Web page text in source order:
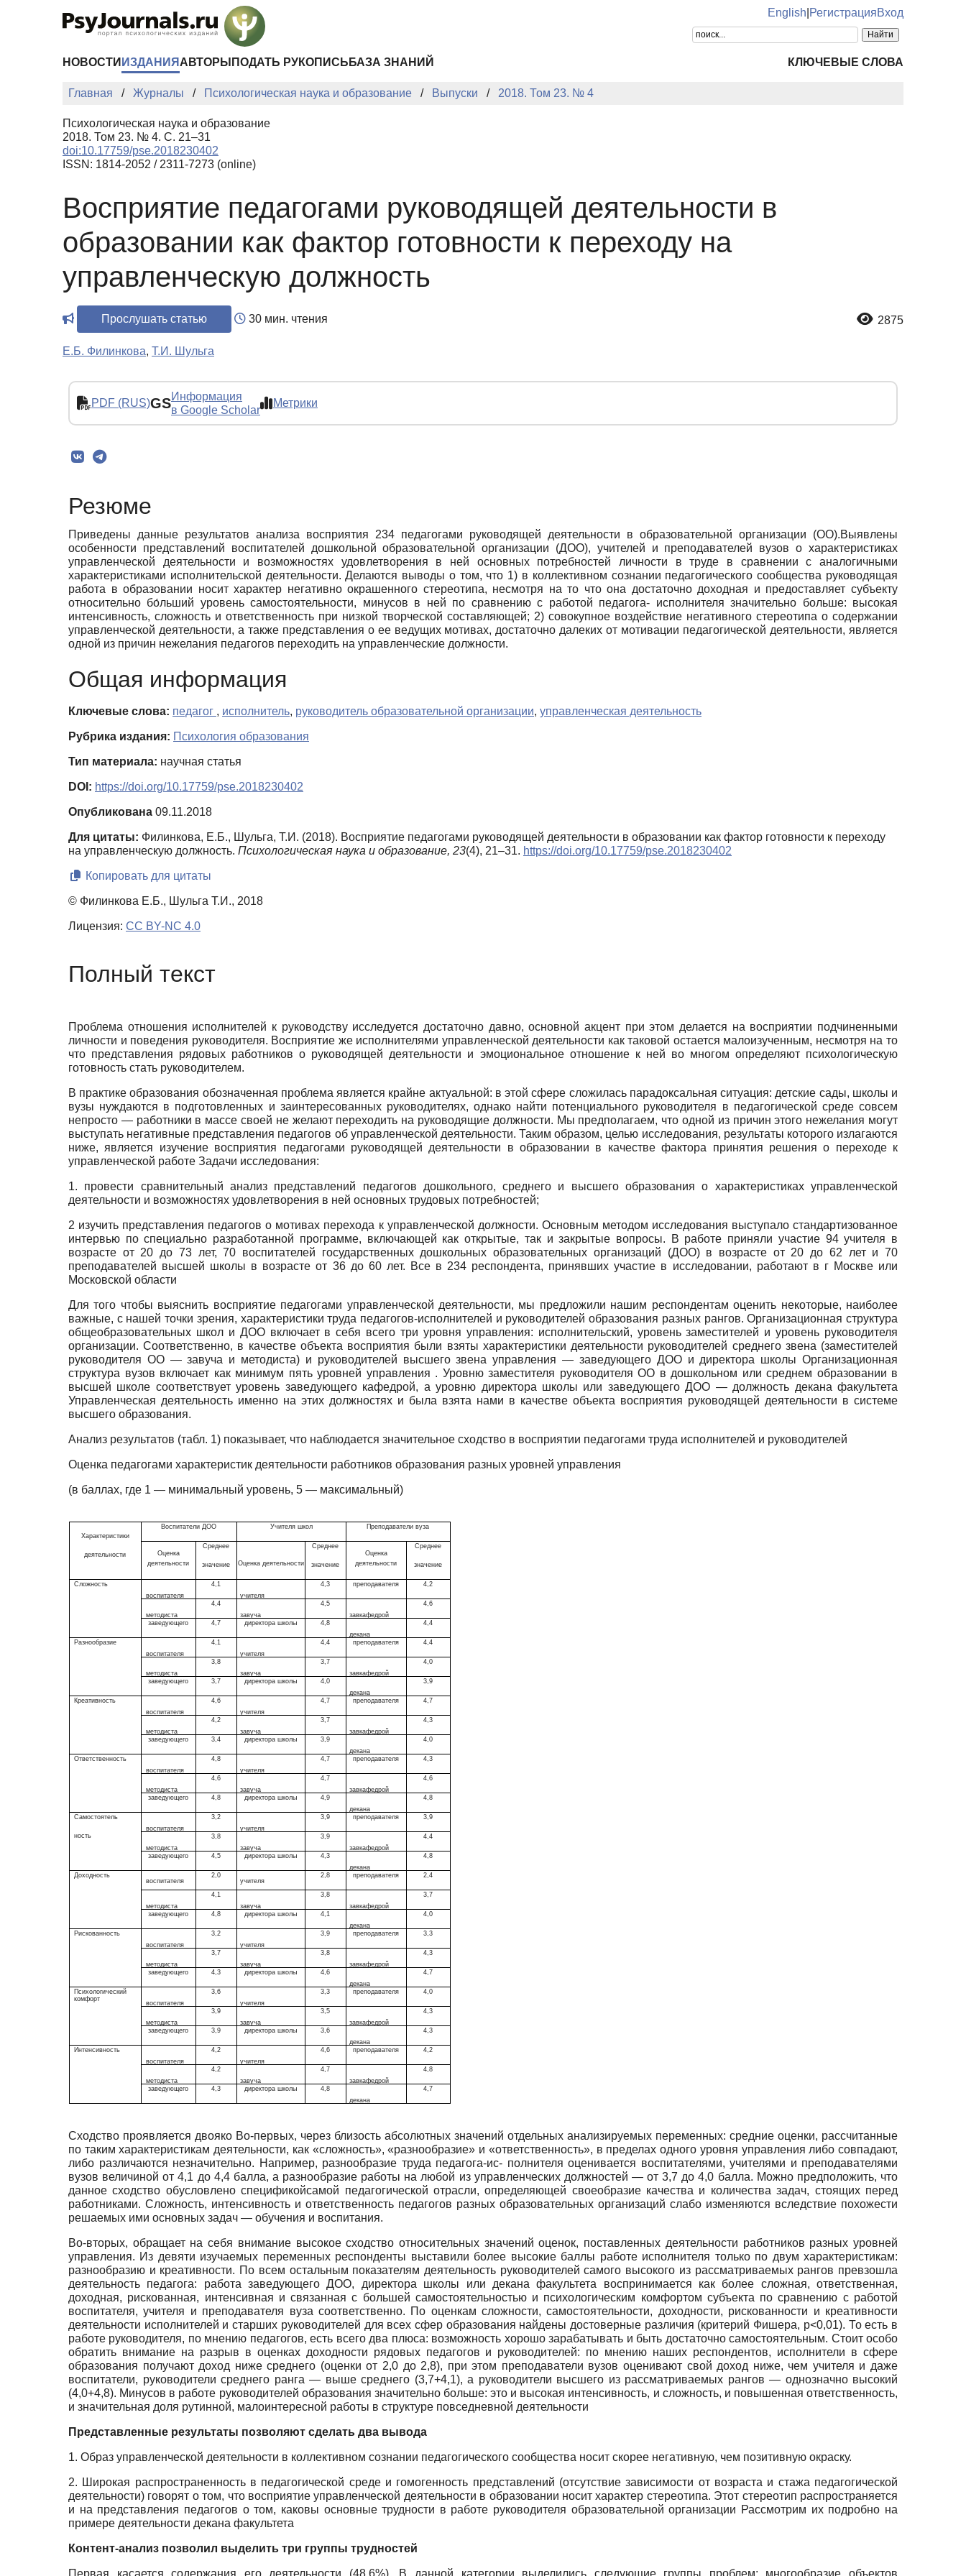
English РегистрацияВход
НОВОСТИ ИЗДАНИЯ АВТОРЫ ПОДАТЬ РУКОПИСЬ БАЗА ЗНАНИЙ КЛЮЧЕВЫЕ СЛОВА
Главная Журналы Психологическая наука и образование Выпуски 2018. Том 23. № 4
Психологическая наука и образование
2018. Том 23. № 4. С. 21–31
doi:10.17759/pse.2018230402
ISSN: 1814-2052 / 2311-7273 (online)
Восприятие педагогами руководящей деятельности в
образовании как фактор готовности к переходу на
управленческую должность
Прослушать статью 30 мин. чтения 2875
Е.Б. Филинкова, Т.И. Шульга
PDF (RUS)GSИнформация
в Google Scholar
Метрики
Резюме
Приведены данные результатов анализа восприятия 234 педагогами руководящей деятельности в образовательной организации (ОО).Выявлены
особенности представлений воспитателей дошкольной образовательной организации (ДОО), учителей и преподавателей вузов о характеристиках
управленческой деятельности и возможностях удовлетворения в ней основных потребностей личности в труде в сравнении с аналогичными
характеристиками исполнительской деятельности. Делаются выводы о том, что 1) в коллективном сознании педагогического сообщества руководящая
работа в образовании носит характер негативно окрашенного стереотипа, несмотря на то что она достаточно доходная и предоставляет субъекту
относительно бо́льший уровень самостоятельности, минусов в ней по сравнению с работой педагога- исполнителя значительно больше: высокая
интенсивность, сложность и ответственность при низкой творческой составляющей; 2) совокупное воздействие негативного стереотипа о содержании
управленческой деятельности, а также представления о ее ведущих мотивах, достаточно далеких от мотивации педагогической деятельности, является
одной из причин нежелания педагогов переходить на управленческие должности.
Общая информация
Ключевые слова: педагог , исполнитель, руководитель образовательной организации, управленческая деятельность
Рубрика издания: Психология образования
Тип материала: научная статья
DOI: https://doi.org/10.17759/pse.2018230402
Опубликована 09.11.2018
Для цитаты: Филинкова, Е.Б., Шульга, Т.И. (2018). Восприятие педагогами руководящей деятельности в образовании как фактор готовности к переходу
на управленческую должность. Психологическая наука и образование, 23(4), 21–31. https://doi.org/10.17759/pse.2018230402
Копировать для цитаты
© Филинкова Е.Б., Шульга Т.И., 2018
Лицензия: CC BY-NC 4.0
Полный текст
Проблема отношения исполнителей к руководству исследуется достаточно давно, основной акцент при этом делается на восприятии подчиненными
личности и поведения руководителя. Восприятие же исполнителями управленческой деятельности как таковой остается малоизученным, несмотря на то
что представления рядовых работников о руководящей деятельности и эмоциональное отношение к ней во многом определяют психологическую
готовность стать руководителем.
В практике образования обозначенная проблема является крайне актуальной: в этой сфере сложилась парадоксальная ситуация: детские сады, школы и
вузы нуждаются в подготовленных и заинтересованных руководителях, однако найти потенциального руководителя в педагогической среде совсем
непросто — работники в массе своей не желают переходить на руководящие должности. Мы предполагаем, что одной из причин этого нежелания могут
выступать негативные представления педагогов об управленческой деятельности. Таким образом, целью исследования, результаты которого излагаются
ниже, является изучение восприятия педагогами руководящей деятельности в образовании в качестве фактора принятия решения о переходе к
управленческой работе Задачи исследования:
1. провести сравнительный анализ представлений педагогов дошкольного, среднего и высшего образования о характеристиках управленческой
деятельности и возможностях удовлетворения в ней основных трудовых потребностей;
2 изучить представления педагогов о мотивах перехода к управленческой должности. Основным методом исследования выступало стандартизованное
интервью по специально разработанной программе, включающей как открытые, так и закрытые вопросы. В работе приняли участие 94 учителя в
возрасте от 20 до 73 лет, 70 воспитателей государственных дошкольных образовательных организаций (ДОО) в возрасте от 20 до 62 лет и 70
преподавателей высшей школы в возрасте от 36 до 60 лет. Все в 234 респондента, принявших участие в исследовании, работают в г Москве или
Московской области
Для того чтобы выяснить восприятие педагогами управленческой деятельности, мы предложили нашим респондентам оценить некоторые, наиболее
важные, с нашей точки зрения, характеристики труда педагогов-исполнителей и руководителей образования разных рангов. Организационная структура
общеобразовательных школ и ДОО включает в себя всего три уровня управления: исполнительский, уровень заместителей и уровень руководителя
организации. Соответственно, в качестве объекта восприятия были взяты характеристики деятельности руководителей среднего звена (заместителей
руководителя ОО — завуча и методиста) и руководителей высшего звена управления — заведующего ДОО и директора школы Организационная
структура вузов включает как минимум пять уровней управления . Уровню заместителя руководителя ОО в дошкольном или среднем образовании в
высшей школе соответствует уровень заведующего кафедрой, а уровню директора школы или заведующего ДОО — должность декана факультета
Управленческая деятельность именно на этих должностях и была взята нами в качестве объекта восприятия руководящей деятельности в системе
высшего образования.
Анализ результатов (табл. 1) показывает, что наблюдается значительное сходство в восприятии педагогами труда исполнителей и руководителей
Оценка педагогами характеристик деятельности работников образования разных уровней управления
(в баллах, где 1 — минимальный уровень, 5 — максимальный)
Характеристики
деятельности
Воспитатели ДОО Учителя школ Преподаватели вуза
Оценка
деятельности
Среднее
значение Оценка деятельности
Среднее
значение
Оценка
деятельности
Среднее
значение
Сложность
воспитателя
4,1
учителя
4,3 преподавателя 4,2
методиста
4,4
завуча
4,5
завкафедрой
4,6
заведующего 4,7 директора школы
4,8
декана
4,4
Разнообразие
воспитателя
4,1
учителя
4,4 преподавателя 4,4
методиста
3,8
завуча
3,7
завкафедрой
4,0
заведующего 3,7 директора школы
4,0
декана
3,9
Креативность
воспитателя
4,6
учителя
4,7 преподавателя 4,7
методиста
4,2
завуча
3,7
завкафедрой
4,3
заведующего 3,4 директора школы
3,9
декана
4,0
Ответственность
воспитателя
4,8
учителя
4,7 преподавателя 4,3
методиста
4,6
завуча
4,7
завкафедрой
4,6
заведующего 4,8 директора школы
4,9
декана
4,8
Самостоятель­
ность
воспитателя
3,2
учителя
3,9 преподавателя 3,9
методиста
3,8
завуча
3,9
завкафедрой
4,4
заведующего 4,5 директора школы
4,3
декана
4,8
Доходность
воспитателя
2,0
учителя
2,8 преподавателя 2,4
методиста
4,1
завуча
3,8
завкафедрой
3,7
заведующего 4,8 директора школы
4,1
декана
4,0
Рискованность
воспитателя
3,2
учителя
3,9 преподавателя 3,3
методиста
3,7
завуча
3,8
завкафедрой
4,3
заведующего 4,3 директора школы
4,6
декана
4,7
Психологический
комфорт
воспитателя
3,6
учителя
3,3 преподавателя 4,0
методиста
3,9
завуча
3,5
завкафедрой
4,3
заведующего 3,9 директора школы
3,6
декана
4,3
Интенсивность
воспитателя
4,2
учителя
4,6 преподавателя 4,2
методиста
4,2
завуча
4,7
завкафедрой
4,8
заведующего 4,3 директора школы
4,8
декана
4,7
Сходство проявляется двояко Во-первых, через близость абсолютных значений отдельных анализируемых переменных: средние оценки, рассчитанные
по таким характеристикам деятельности, как «сложность», «разнообразие» и «ответственность», в пределах одного уровня управления либо совпадают,
либо различаются незначительно. Например, разнообразие труда педагога-ис- полнителя оценивается воспитателями, учителями и преподавателями
вузов величиной от 4,1 до 4,4 балла, а разнообразие работы на любой из управленческих должностей — от 3,7 до 4,0 балла. Можно предположить, что
данное сходство обусловлено спецификойсамой педагогической отрасли, определяющей своеобразие качества и количества задач, стоящих перед
работниками. Сложность, интенсивность и ответственность педагогов разных образовательных организаций слабо изменяются вследствие похожести
решаемых ими основных задач — обучения и воспитания.
Во-вторых, обращает на себя внимание высокое сходство относительных значений оценок, поставленных деятельности работников разных уровней
управления. Из девяти изучаемых переменных респонденты выставили более высокие баллы работе исполнителя только по двум характеристикам:
разнообразию и креативности. По всем остальным показателям деятельность руководителей самого высокого из рассматриваемых рангов превзошла
деятельность педагога: работа заведующего ДОО, директора школы или декана факультета воспринимается как более сложная, ответственная,
доходная, рискованная, интенсивная и связанная с большей самостоятельностью и психологическим комфортом субъекта по сравнению с работой
воспитателя, учителя и преподавателя вуза соответственно. По оценкам сложности, самостоятельности, доходности, рискованности и креативности
деятельности исполнителей и старших руководителей для всех сфер образования найдены достоверные различия (критерий Фишера, p<0,01). То есть в
работе руководителя, по мнению педагогов, есть всего два плюса: возможность хорошо зарабатывать и быть достаточно самостоятельным. Стоит особо
обратить внимание на разрыв в оценках доходности рядовых педагогов и руководителей: по мнению наших респондентов, исполнители в сфере
образования получают доход ниже среднего (оценки от 2,0 до 2,8), при этом преподаватели вузов оценивают свой доход ниже, чем учителя и даже
воспитатели, руководители среднего ранга — выше среднего (3,7+4,1), а руководители высшего из рассматриваемых рангов — однозначно высокий
(4,0+4,8). Минусов в работе руководителей образования значительно больше: это и высокая интенсивность, и сложность, и повышенная ответственность,
и значительная доля рутинной, малоинтересной работы в структуре повседневной деятельности
Представленные результаты позволяют сделать два вывода
1. Образ управленческой деятельности в коллективном сознании педагогического сообщества носит скорее негативную, чем позитивную окраску.
2. Широкая распространенность в педагогической среде и гомогенность представлений (отсутствие зависимости от возраста и стажа педагогической
деятельности) говорят о том, что восприятие управленческой деятельности в образовании носит характер стереотипа. Этот стереотип распространяется
и на представления педагогов о том, каковы основные трудности в работе руководителя образовательной организации Рассмотрим их подробно на
примере деятельности декана факультета
Контент-анализ позволил выделить три группы трудностей